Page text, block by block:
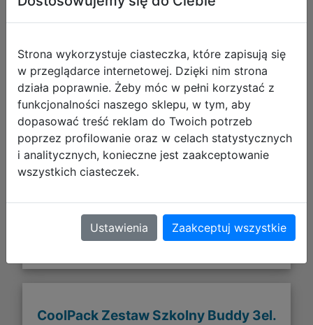
184,97 zł
DO KOSZYKA
CoolPack Zestaw Szkolny Buddy 3el.
Strona wykorzystuje ciasteczka, które zapisują się
w przeglądarce internetowej. Dzięki nim strona
działa poprawnie. Żeby móc w pełni korzystać z
funkcjonalności naszego sklepu, w tym, aby
dopasować treść reklam do Twoich potrzeb
poprzez profilowanie oraz w celach statystycznych
i analitycznych, konieczne jest zaakceptowanie
wszystkich ciasteczek.
Ustawienia Zaakceptuj wszystkie